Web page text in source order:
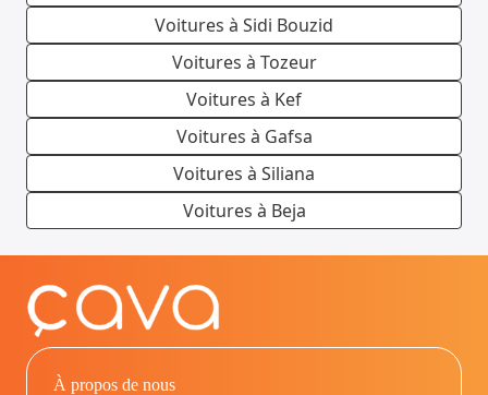
Voitures à Sidi Bouzid
Voitures à Tozeur
Voitures à Kef
Voitures à Gafsa
Voitures à Siliana
Voitures à Beja
À propos de nous